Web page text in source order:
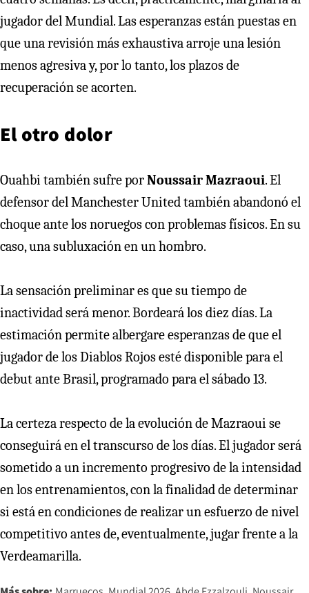
jugador del Mundial. Las esperanzas están puestas en
que una revisión más exhaustiva arroje una lesión
menos agresiva y, por lo tanto, los plazos de
recuperación se acorten.
El otro dolor
Ouahbi también sufre porNoussair Mazraoui. El
defensor del Manchester United también abandonó el
choque ante los noruegos con problemas físicos. En su
caso, una subluxación en un hombro.
La sensación preliminar es que su tiempo de
inactividad será menor. Bordeará los diez días. La
estimación permite albergare esperanzas de que el
jugador de los Diablos Rojos esté disponible para el
debut ante Brasil, programado para el sábado 13.
La certeza respecto de la evolución de Mazraoui se
conseguirá en el transcurso de los días. El jugador será
sometido a un incremento progresivo de la intensidad
en los entrenamientos, con la finalidad de determinar
si está en condiciones de realizar un esfuerzo de nivel
competitivo antes de, eventualmente, jugar frente a la
Verdeamarilla.